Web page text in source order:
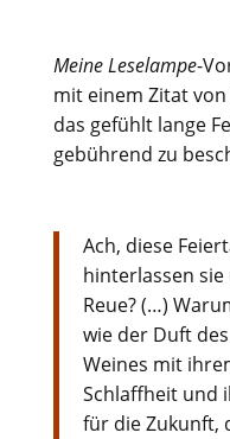
Meine Leselampe-
mit einem Zitat
das gefühlt lange
gebührend zu
Ach, diese
hinterlassen
Reue? (…)
wie der Duft
Weines mit
Schlaffheit und
für die Zukunft,